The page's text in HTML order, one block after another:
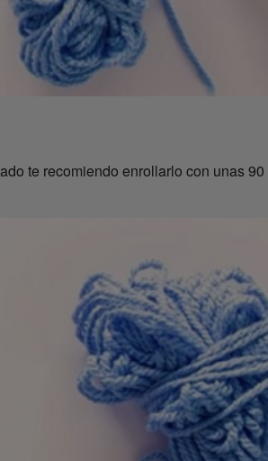
te recomiendo enrollarlo con unas